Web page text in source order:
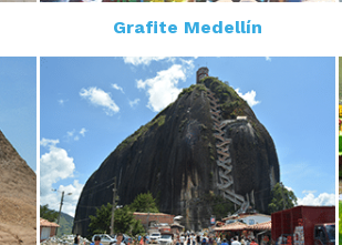
Grafite Medellín